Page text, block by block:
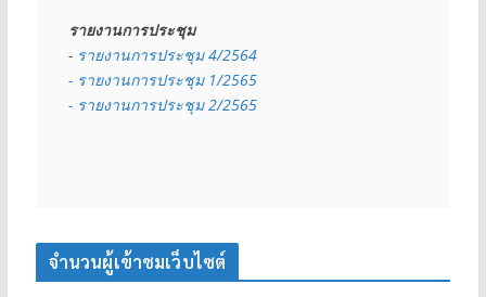
รายงานการประชุม
- รายงานการประชุม 4/2564
- รายงานการประชุม 1/2565
- รายงานการประชุม 2/2565
จำนวนผู้เข้าชมเว็บไซต์